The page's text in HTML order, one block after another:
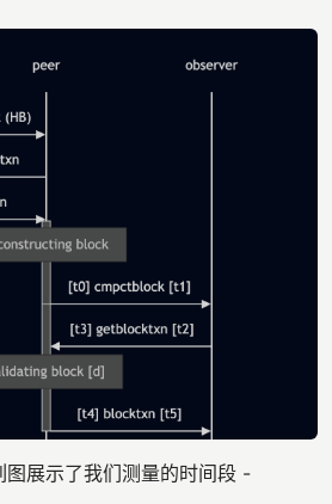
图展示了我们测量的时间段 -